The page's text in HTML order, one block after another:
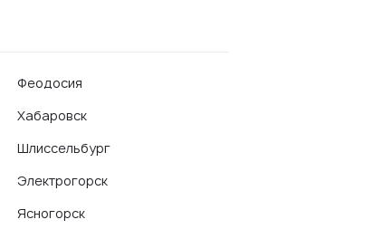
Феодосия
Хабаровск
Шлиссельбург
Электрогорск
Ясногорск